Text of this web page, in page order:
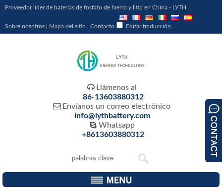
Proveedor líder de baterías de fosfato de hierro y litio en China - LYTH
Sobre nosotros Mapa del sitio Contacto Editar traducción
 Llámenos al
86-13603880312
 Envíanos un correo electrónico
info@lythbattery.com
 Whatsapp
+8613603880312